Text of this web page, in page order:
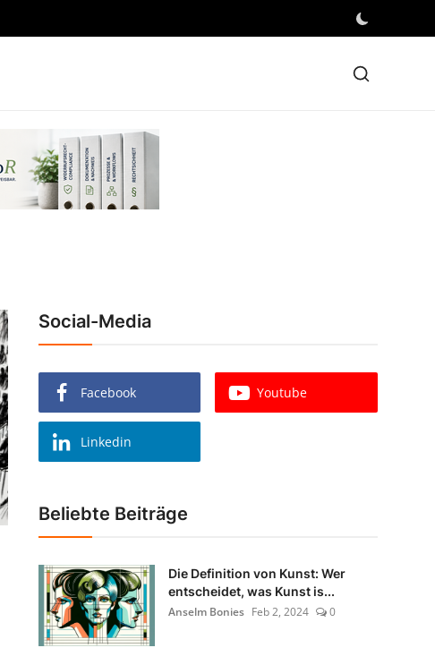
Social-Media
Facebook Youtube
Linkedin
Beliebte Beiträge
Die Definition von Kunst: Wer
entscheidet, was Kunst is...
Anselm Bonies Feb 2, 2024 0